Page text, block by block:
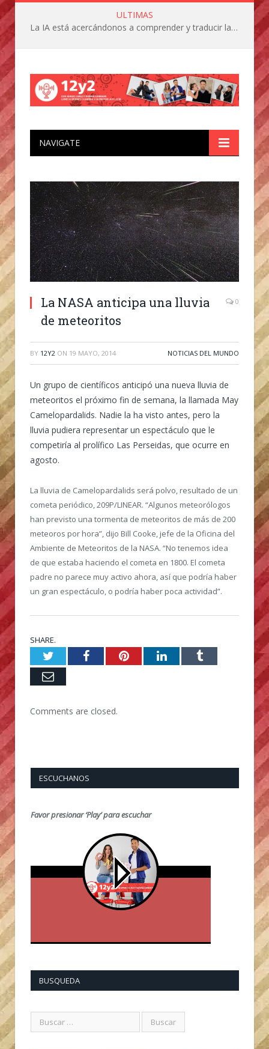
ULTIMAS
La IA está acercándonos a comprender y traducir las vocalizaciones y comportamientos de nuestras mascotas
NAVIGATE
La NASA anticipa una lluvia
de meteoritos
0
BY 12Y2 ON 19 MAYO, 2014 NOTICIAS DEL MUNDO
Un grupo de científicos anticipó una nueva lluvia de
meteoritos el próximo fin de semana, la llamada May
Camelopardalids. Nadie la ha visto antes, pero la
lluvia pudiera representar un espectáculo que le
competiría al prolífico Las Perseidas, que ocurre en
agosto.
La lluvia de Camelopardalids será polvo, resultado de un
cometa periódico, 209P/LINEAR. “Algunos meteorólogos
han previsto una tormenta de meteoritos de más de 200
meteoros por hora”, dijo Bill Cooke, jefe de la Oficina del
Ambiente de Meteoritos de la NASA. “No tenemos idea
de que estaba haciendo el cometa en 1800. El cometa
padre no parece muy activo ahora, así que podría haber
un gran espectáculo, o podría haber poca actividad”.
SHARE.
TwitterFacebookPinterestLinkedInTumblr
Email
Comments are closed.
ESCUCHANOS
Favor presionar ‘Play’ para escuchar
BUSQUEDA